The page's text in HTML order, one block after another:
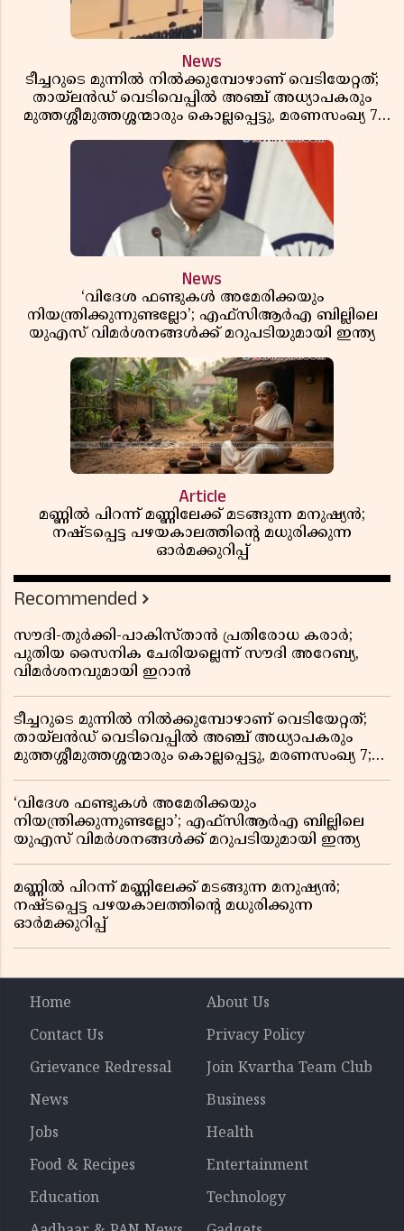
News
ടീച്ചറുടെ മുന്നിൽ നിൽക്കുമ്പോഴാണ് വെടിയേറ്റത്;
തായ്‌ലൻഡ് വെടിവെപ്പിൽ അഞ്ച് അധ്യാപകരും
മുത്തശ്ശീമുത്തശ്ശന്മാരും കൊല്ലപ്പെട്ടു, മരണസംഖ്യ 7;
News
‘വിദേശ ഫണ്ടുകൾ അമേരിക്കയും
നിയന്ത്രിക്കുന്നുണ്ടല്ലോ’; എഫ്സിആർഎ ബില്ലിലെ
യുഎസ് വിമർശനങ്ങൾക്ക് മറുപടിയുമായി ഇന്ത്യ
Article
മണ്ണിൽ പിറന്ന് മണ്ണിലേക്ക് മടങ്ങുന്ന മനുഷ്യൻ;
നഷ്ടപ്പെട്ട പഴയകാലത്തിൻ്റെ മധുരിക്കുന്ന
ഓർമക്കുറിപ്പ്
Recommended
സൗദി-തുർക്കി-പാകിസ്താൻ പ്രതിരോധ കരാർ;
പുതിയ സൈനിക ചേരിയല്ലെന്ന് സൗദി അറേബ്യ,
വിമർശനവുമായി ഇറാൻ
ടീച്ചറുടെ മുന്നിൽ നിൽക്കുമ്പോഴാണ് വെടിയേറ്റത്;
തായ്‌ലൻഡ് വെടിവെപ്പിൽ അഞ്ച് അധ്യാപകരും
മുത്തശ്ശീമുത്തശ്ശന്മാരും കൊല്ലപ്പെട്ടു, മരണസംഖ്യ 7;
‘വിദേശ ഫണ്ടുകൾ അമേരിക്കയും
നിയന്ത്രിക്കുന്നുണ്ടല്ലോ’; എഫ്സിആർഎ ബില്ലിലെ
യുഎസ് വിമർശനങ്ങൾക്ക് മറുപടിയുമായി ഇന്ത്യ
മണ്ണിൽ പിറന്ന് മണ്ണിലേക്ക് മടങ്ങുന്ന മനുഷ്യൻ;
നഷ്ടപ്പെട്ട പഴയകാലത്തിൻ്റെ മധുരിക്കുന്ന
ഓർമക്കുറിപ്പ്
Home
About Us
Contact Us
Privacy Policy
Grievance Redressal
Join Kvartha Team Club
News
Business
Jobs
Health
Food & Recipes
Entertainment
Education
Technology